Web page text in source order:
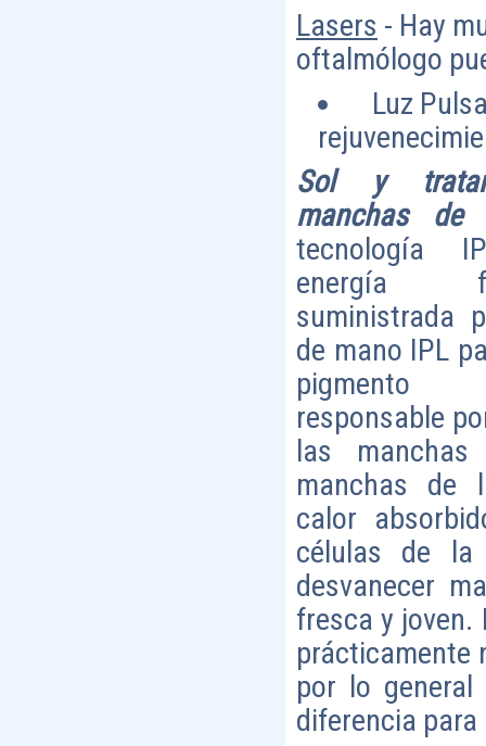
Lasers - Hay
oftalmólogo
Luz
Sol y
manchas de
tecnología
energía
suministrada
de mano IPL
pigmento
responsable
las
manchas de
calor
células de la
desvanecer
fresca y
prácticamente
por lo
diferencia